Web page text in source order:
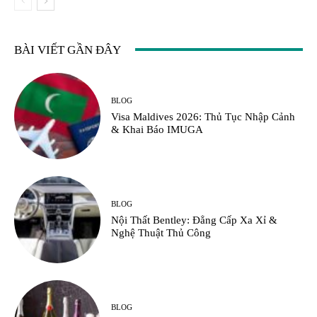
BÀI VIẾT GẦN ĐÂY
BLOG
Visa Maldives 2026: Thủ Tục Nhập Cảnh
& Khai Báo IMUGA
BLOG
Nội Thất Bentley: Đẳng Cấp Xa Xỉ &
Nghệ Thuật Thủ Công
BLOG